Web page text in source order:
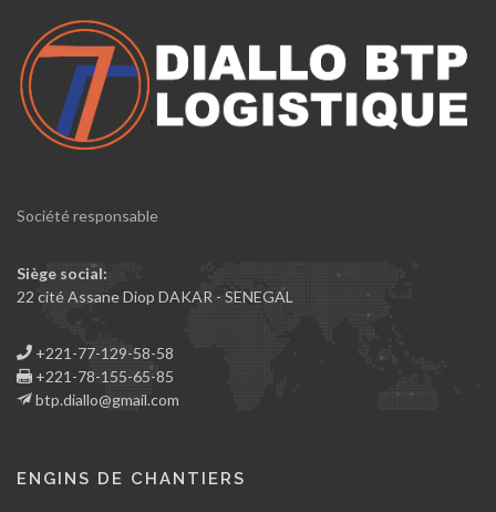
Société responsable
Siège social:
22 cité Assane Diop DAKAR - SENEGAL
+221-77-129-58-58
+221-78-155-65-85
btp.diallo@gmail.com
ENGINS DE CHANTIERS